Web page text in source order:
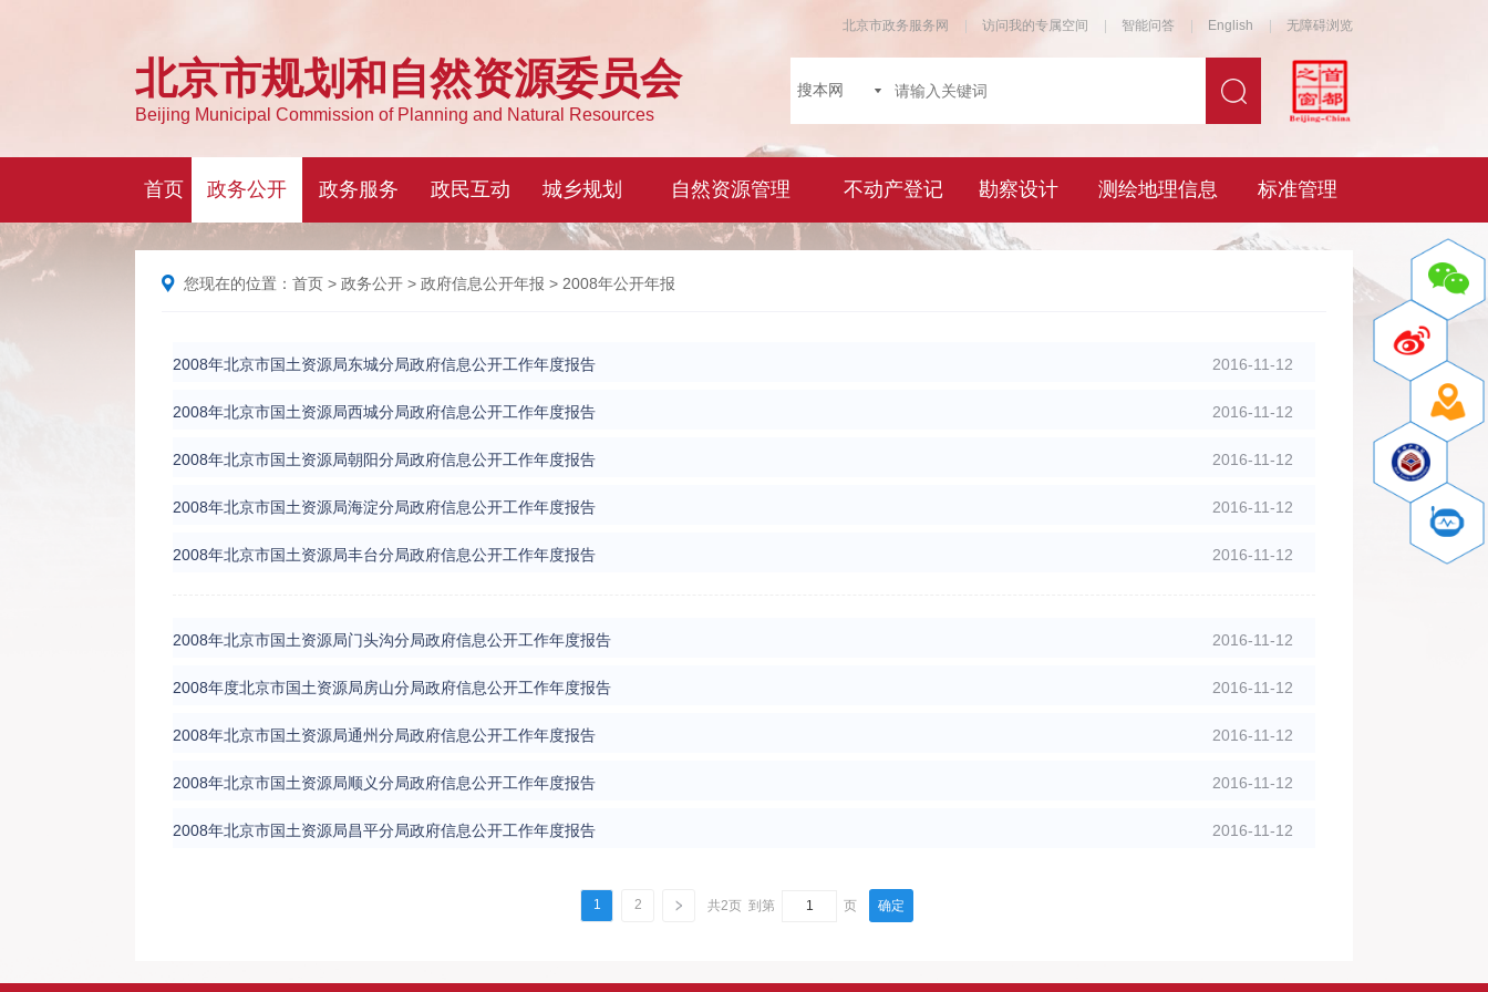
您现在的位置： 首页 > 政务公开 > 政府信息公开年报 > 2008年公开年报
2016-11-12
2008年北京市国土资源局东城分局政府信息公开工作年度报告
2016-11-12
2008年北京市国土资源局西城分局政府信息公开工作年度报告
2016-11-12
2008年北京市国土资源局朝阳分局政府信息公开工作年度报告
2016-11-12
2008年北京市国土资源局海淀分局政府信息公开工作年度报告
2016-11-12
2008年北京市国土资源局丰台分局政府信息公开工作年度报告
2016-11-12
2008年北京市国土资源局门头沟分局政府信息公开工作年度报告
2016-11-12
2008年度北京市国土资源局房山分局政府信息公开工作年度报告
2016-11-12
2008年北京市国土资源局通州分局政府信息公开工作年度报告
2016-11-12
2008年北京市国土资源局顺义分局政府信息公开工作年度报告
2016-11-12
2008年北京市国土资源局昌平分局政府信息公开工作年度报告
1 2 共2页 到第 页 确定